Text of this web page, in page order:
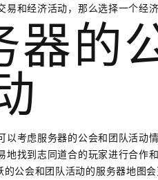
易和经济活动，那么选择一个经
器的
以考虑服务器的公会和团队活动
地找到志同道合的玩家进行合作
公会和团队活动的服务器地图会